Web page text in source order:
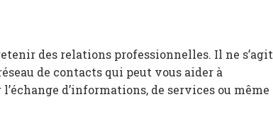
des relations professionnelles. Il ne s’agit
de contacts qui peut vous aider à
d’informations, de services ou même